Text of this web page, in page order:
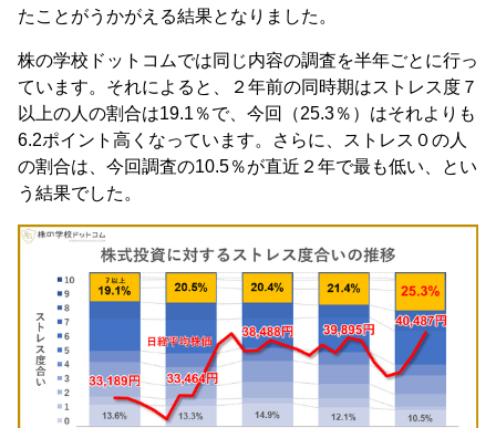
たことがうかがえる結果となりました。
株の学校ドットコムでは同じ内容の調査を半年ごとに行っ
ています。それによると、２年前の同時期はストレス度７
以上の人の割合は19.1％で、今回（25.3％）はそれよりも
6.2ポイント高くなっています。さらに、ストレス０の人
の割合は、今回調査の10.5％が直近２年で最も低い、とい
う結果でした。